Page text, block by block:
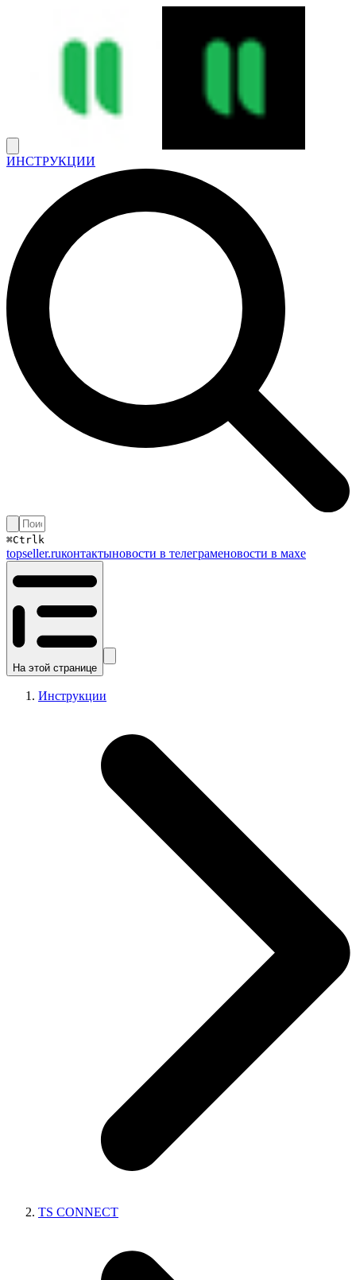
ИНСТРУКЦИИ
⌘Ctrl k
topseller.ruконтактыновости в телеграменовости в махе
На этой странице
Инструкции
TS CONNECT